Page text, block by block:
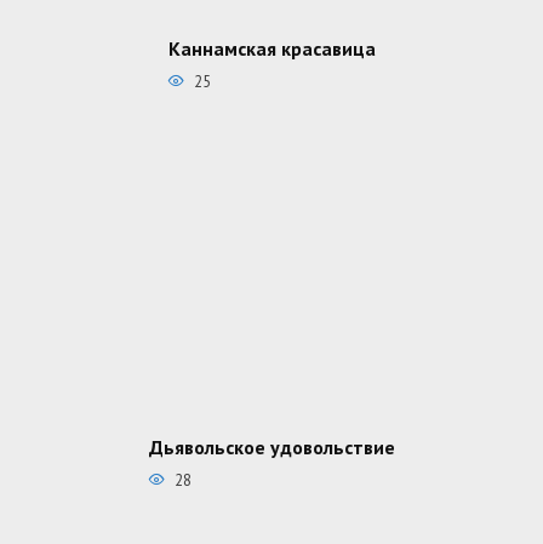
Каннамская красавица
25
Дьявольское удовольствие
28